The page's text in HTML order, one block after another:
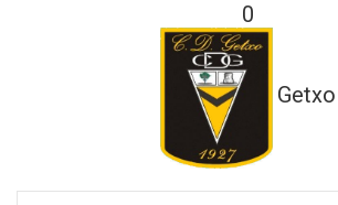
0
Getxo